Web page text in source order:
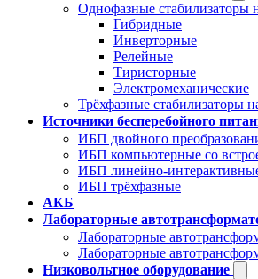
Однофазные стабилизаторы
Гибридные
Инверторные
Релейные
Тиристорные
Электромеханические
Трёхфазные стабилизаторы
Источники бесперебойного
ИБП двойного
ИБП компьютерные со
ИБП линейно-
ИБП трёхфазные
АКБ
Лабораторные
Лабораторные
Лабораторные
Низковольтное оборудование